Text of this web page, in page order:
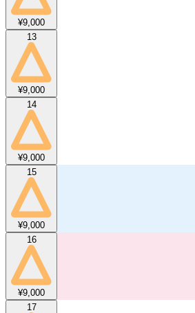
¥9,000
13
¥9,000
14
¥9,000
15
¥9,000
16
¥9,000
17